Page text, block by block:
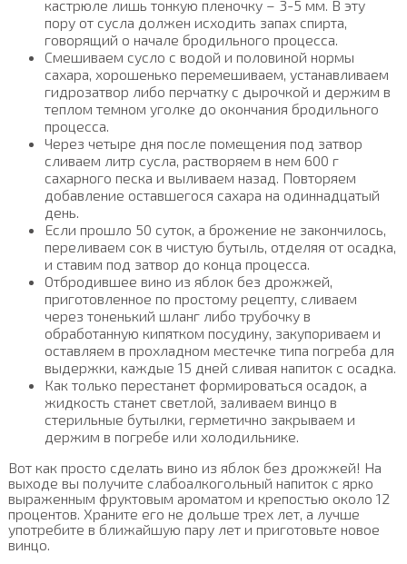
кастрюле лишь тонкую пленочку – 3-5 мм. В эту
пору от сусла должен исходить запах спирта,
говорящий о начале бродильного процесса.
Смешиваем сусло с водой и половиной нормы
сахара, хорошенько перемешиваем, устанавливаем
гидрозатвор либо перчатку с дырочкой и держим в
теплом темном уголке до окончания бродильного
процесса.
Через четыре дня после помещения под затвор
сливаем литр сусла, растворяем в нем 600 г
сахарного песка и выливаем назад. Повторяем
добавление оставшегося сахара на одиннадцатый
день.
Если прошло 50 суток, а брожение не закончилось,
переливаем сок в чистую бутыль, отделяя от осадка,
и ставим под затвор до конца процесса.
Отбродившее вино из яблок без дрожжей,
приготовленное по простому рецепту, сливаем
через тоненький шланг либо трубочку в
обработанную кипятком посудину, закупориваем и
оставляем в прохладном местечке типа погреба для
выдержки, каждые 15 дней сливая напиток с осадка.
Как только перестанет формироваться осадок, а
жидкость станет светлой, заливаем винцо в
стерильные бутылки, герметично закрываем и
держим в погребе или холодильнике.
Вот как просто сделать вино из яблок без дрожжей! На
выходе вы получите слабоалкогольный напиток с ярко
выраженным фруктовым ароматом и крепостью около 12
процентов. Храните его не дольше трех лет, а лучше
употребите в ближайшую пару лет и приготовьте новое
винцо.